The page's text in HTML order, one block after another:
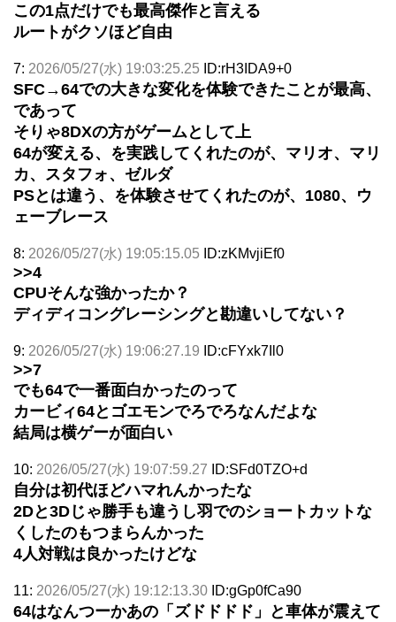
この1点だけでも最高傑作と言える
ルートがクソほど自由
7: 2026/05/27(水) 19:03:25.25 ID:rH3IDA9+0
SFC→64での大きな変化を体験できたことが最高、
であって
そりゃ8DXの方がゲームとして上
64が変える、を実践してくれたのが、マリオ、マリ
カ、スタフォ、ゼルダ
PSとは違う、を体験させてくれたのが、1080、ウ
ェーブレース
8: 2026/05/27(水) 19:05:15.05 ID:zKMvjiEf0
>>4
CPUそんな強かったか？
ディディコングレーシングと勘違いしてない？
9: 2026/05/27(水) 19:06:27.19 ID:cFYxk7Il0
>>7
でも64で一番面白かったのって
カービィ64とゴエモンでろでろなんだよな
結局は横ゲーが面白い
10: 2026/05/27(水) 19:07:59.27 ID:SFd0TZO+d
自分は初代ほどハマれんかったな
2Dと3Dじゃ勝手も違うし羽でのショートカットな
くしたのもつまらんかった
4人対戦は良かったけどな
11: 2026/05/27(水) 19:12:13.30 ID:gGp0fCa90
64はなんつーかあの「ズドドドド」と車体が震えて